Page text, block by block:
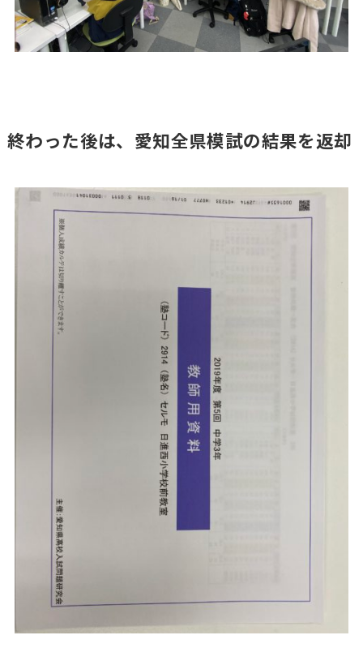
終わった後は、愛知全県模試の結果を返却